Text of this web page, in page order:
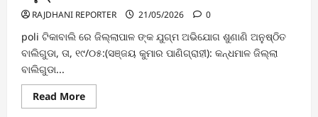
RAJDHANI REPORTER 21/05/2026 0
poli ଟିକାବାଲି ରେ ଜିଲ୍ଲାପାଳ ଙ୍କ ଯୁଗ୍ମ ଅଭିଯୋଗ ଶୁଣାଣି ଅନୁଷ୍ଠିତ
ବାଲିଗୁଡା, ତା, ୧୯/୦୫:(ସଞ୍ଜୟ କୁମାର ପାଣିଗ୍ରାହୀ): କନ୍ଧମାଳ ଜିଲ୍ଲା
ବାଲିଗୁଡା...
Read MoreRead
more